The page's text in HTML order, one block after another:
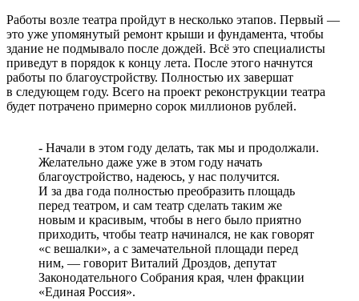
Работы возле театра пройдут в несколько этапов. Первый —
это уже упомянутый ремонт крыши и фундамента, чтобы
здание не подмывало после дождей. Всё это специалисты
приведут в порядок к концу лета. После этого начнутся
работы по благоустройству. Полностью их завершат
в следующем году. Всего на проект реконструкции театра
будет потрачено примерно сорок миллионов рублей.
- Начали в этом году делать, так мы и продолжали.
Желательно даже уже в этом году начать
благоустройство, надеюсь, у нас получится.
И за два года полностью преобразить площадь
перед театром, и сам театр сделать таким же
новым и красивым, чтобы в него было приятно
приходить, чтобы театр начинался, не как говорят
«с вешалки», а с замечательной площади перед
ним, — говорит Виталий Дроздов, депутат
Законодательного Собрания края, член фракции
«Единая Россия».